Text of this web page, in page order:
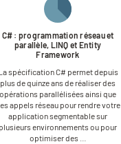
C# : programmation réseau et
parallèle, LINQ et Entity
Framework
spécification C# permet depuis
plus de quinze ans de réaliser des
opérations parallélisées ainsi que
appels réseau pour rendre votre
application segmentable sur
plusieurs environnements ou pour
optimiser des …